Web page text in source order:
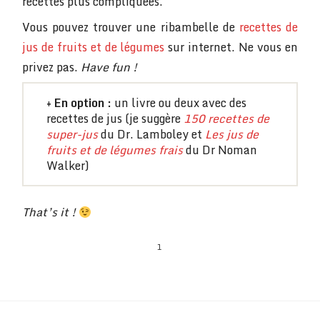
Vous pouvez trouver une ribambelle de recettes de
jus de fruits et de légumes sur internet. Ne vous en
privez pas. Have fun !
+ En option : un livre ou deux avec des
recettes de jus (je suggère150 recettes de
super-jusdu Dr. Lamboley et Les jus de
fruits et de légumes fraisdu Dr Noman
Walker)
That’s it !
1